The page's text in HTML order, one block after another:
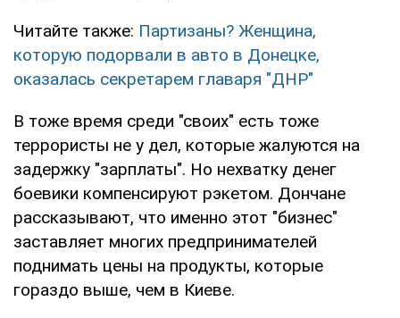
Читайте также: Партизаны? Женщина,
которую подорвали в авто в Донецке,
оказалась секретарем главаря "ДНР"
В тоже время среди "своих" есть тоже
террористы не у дел, которые жалуются на
задержку "зарплаты". Но нехватку денег
боевики компенсируют рэкетом. Дончане
рассказывают, что именно этот "бизнес"
заставляет многих предпринимателей
поднимать цены на продукты, которые
гораздо выше, чем в Киеве.